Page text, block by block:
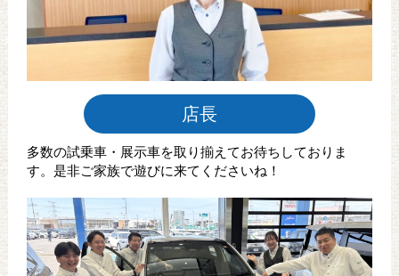
店長
多数の試乗車・展示車を取り揃えてお待ちしておりま
す。是非ご家族で遊びに来てくださいね！